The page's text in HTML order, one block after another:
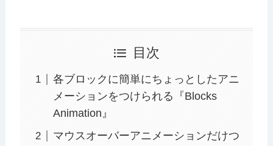
目次
各ブロックに簡単にちょっとしたアニ
メーションをつけられる『Blocks
Animation』
マウスオーバーアニメーションだけつ